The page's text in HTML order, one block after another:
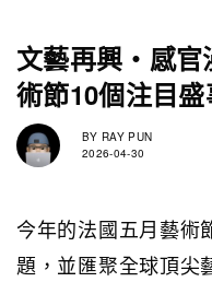
文藝再興・感
術節10個注目
BY RAY PUN
2026-04-30
今年的法國五月藝術
題，並匯聚全球頂尖